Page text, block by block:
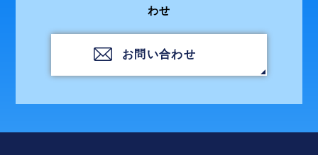
わせ
お問い合わせ